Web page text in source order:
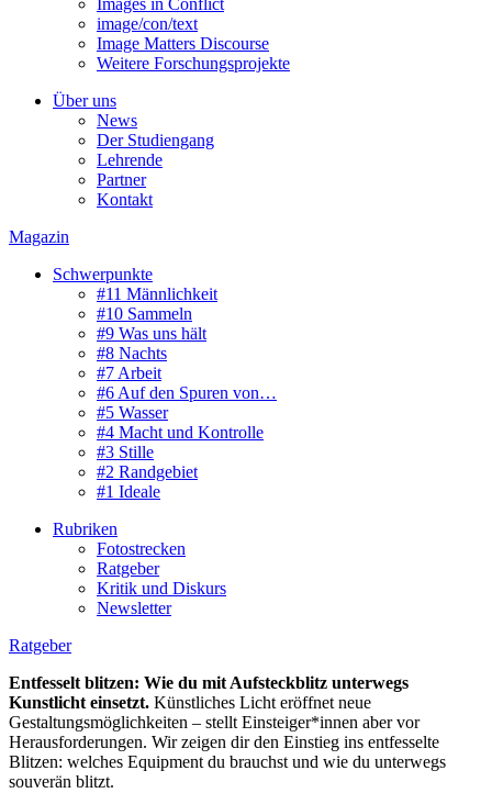
Images in Conflict
image/con/text
Image Matters Discourse
Weitere Forschungsprojekte
Über uns
News
Der Studiengang
Lehrende
Partner
Kontakt
Magazin
Schwerpunkte
#11 Männlichkeit
#10 Sammeln
#9 Was uns hält
#8 Nachts
#7 Arbeit
#6 Auf den Spuren von…
#5 Wasser
#4 Macht und Kontrolle
#3 Stille
#2 Randgebiet
#1 Ideale
Rubriken
Fotostrecken
Ratgeber
Kritik und Diskurs
Newsletter
Ratgeber
Entfesselt blitzen: Wie du mit Aufsteckblitz unterwegs
Kunstlicht einsetzt. Künstliches Licht eröffnet neue
Gestaltungsmöglichkeiten – stellt Einsteiger*innen aber vor
Herausforderungen. Wir zeigen dir den Einstieg ins entfesselte
Blitzen: welches Equipment du brauchst und wie du unterwegs
souverän blitzt.